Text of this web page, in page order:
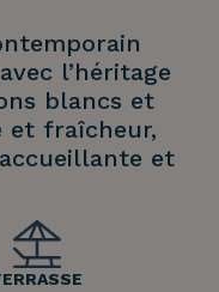
l’héritage
blancs et
et fraîcheur,
et